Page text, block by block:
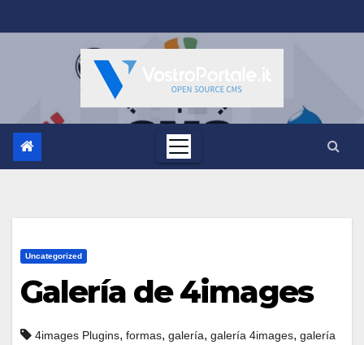
al
Uncategorized
Galería de 4images
4images Plugins, formas, galería, galería 4images, galería